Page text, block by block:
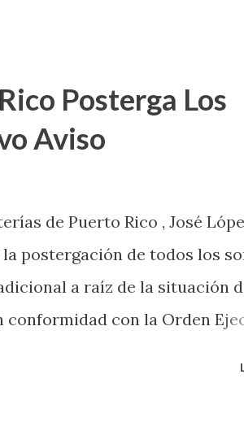
Posterga Los
Aviso
de Puerto Rico , José
postergación de todos los
a raíz de la situación
conformidad con la Orden